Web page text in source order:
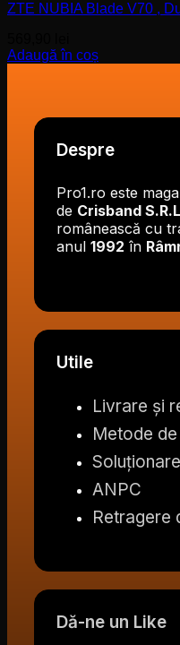
ZTE NUBIA Blade V70 ,
Adaugă în coș
Despre
Pro1.ro este
de Crisband
românească cu
anul 1992 în
Utile
Livrare și
Metode
ANPC
Retragere
Dă-ne un Like